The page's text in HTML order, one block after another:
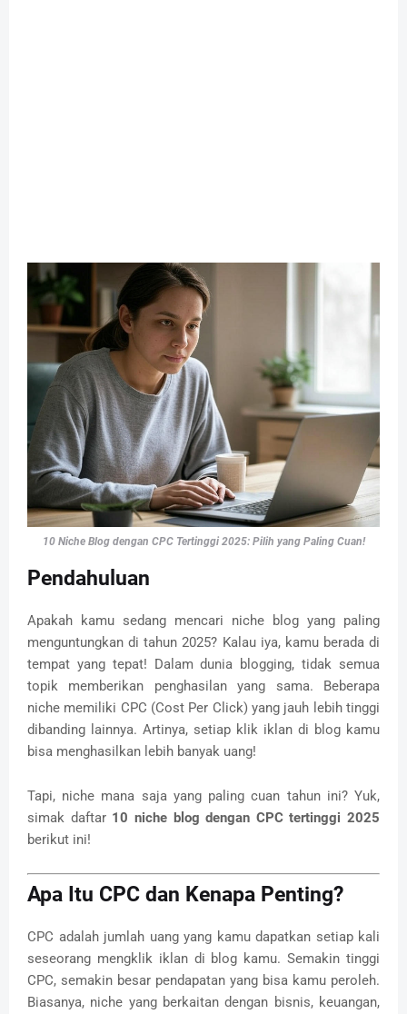
10 Niche Blog dengan CPC Tertinggi 2025: Pilih yang Paling Cuan!
Pendahuluan
Apakah kamu sedang mencari niche blog yang paling
menguntungkan di tahun 2025? Kalau iya, kamu berada di
tempat yang tepat! Dalam dunia blogging, tidak semua
topik memberikan penghasilan yang sama. Beberapa
niche memiliki CPC (Cost Per Click) yang jauh lebih tinggi
dibanding lainnya. Artinya, setiap klik iklan di blog kamu
bisa menghasilkan lebih banyak uang!
Tapi, niche mana saja yang paling cuan tahun ini? Yuk,
simak daftar 10 niche blog dengan CPC tertinggi 2025
berikut ini!
Apa Itu CPC dan Kenapa Penting?
CPC adalah jumlah uang yang kamu dapatkan setiap kali
seseorang mengklik iklan di blog kamu. Semakin tinggi
CPC, semakin besar pendapatan yang bisa kamu peroleh.
Biasanya, niche yang berkaitan dengan bisnis, keuangan,